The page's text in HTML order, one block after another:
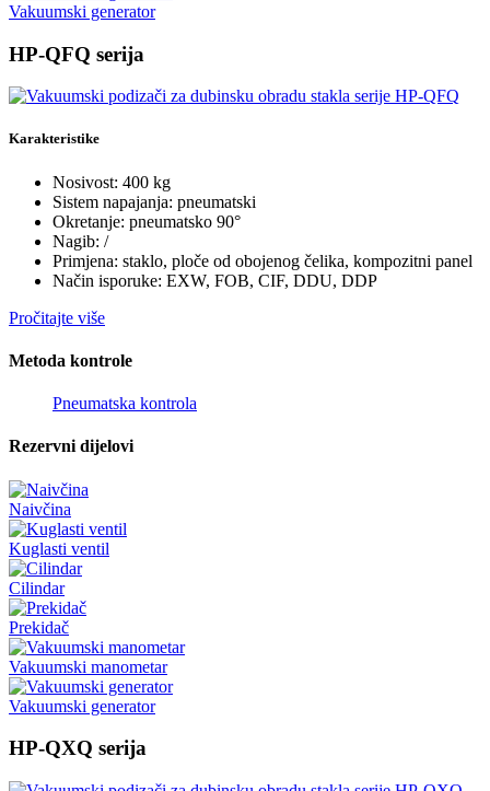
Vakuumski generator
HP-QFQ serija
Karakteristike
Nosivost: 400 kg
Sistem napajanja: pneumatski
Okretanje: pneumatsko 90°
Nagib: /
Primjena: staklo, ploče od obojenog čelika, kompozitni panel
Način isporuke: EXW, FOB, CIF, DDU, DDP
Pročitajte više
Metoda kontrole
Pneumatska kontrola
Rezervni dijelovi
Naivčina
Kuglasti ventil
Cilindar
Prekidač
Vakuumski manometar
Vakuumski generator
HP-QXQ serija